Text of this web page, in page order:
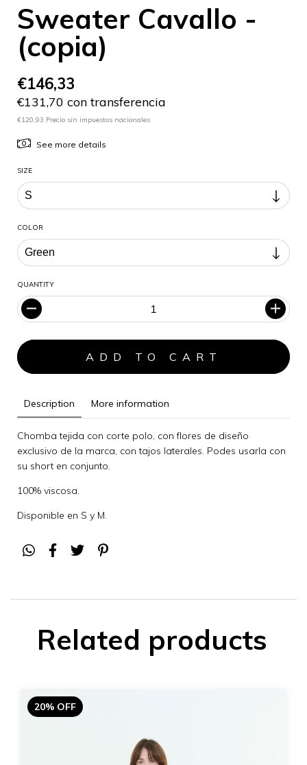
Sweater Cavallo -
(copia)
€146,33
€131,70 con transferencia
€120,93 Precio sin impuestos nacionales
See more details
SIZE
COLOR
QUANTITY
Description More information
Chomba tejida con corte polo, con flores de diseño
exclusivo de la marca, con tajos laterales. Podes usarla con
su short en conjunto.
100% viscosa.
Disponible en S y M.
Related products
20% OFF